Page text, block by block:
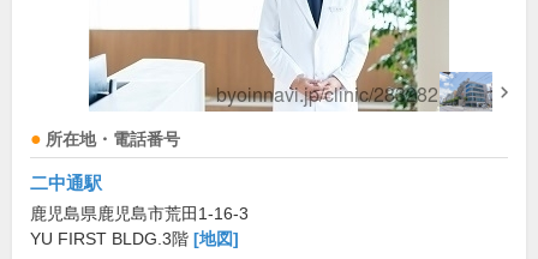
所在地・電話番号
二中通駅
鹿児島県鹿児島市荒田1-16-3
YU FIRST BLDG.3階 [地図]